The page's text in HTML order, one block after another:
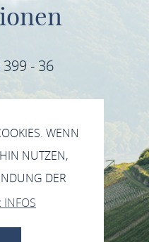
- 36
wein.com
INSTAGRAM
WENN
NUTZEN,
DER
INFOS